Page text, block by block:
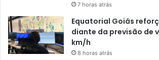
7 horas atrás
Equatorial Goiás
diante da previsão de
km/h
8 horas atrás